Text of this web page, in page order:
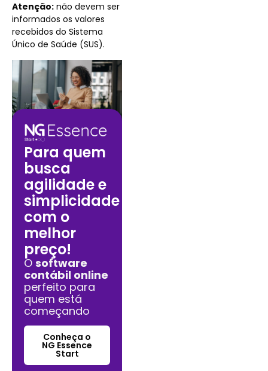
Atenção: não devem ser
informados os valores
recebidos do Sistema
Único de Saúde (SUS).
Para quem
busca
agilidade e
simplicidade
com o
melhor
preço!
O software
contábil online
perfeito para
quem está
começando
Conheça o
NG Essence
Start